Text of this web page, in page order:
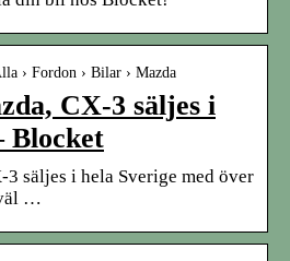
› Fordon › Bilar › Mazda
CX-3 säljes i
Blocket
3 säljes i hela Sverige med över
…